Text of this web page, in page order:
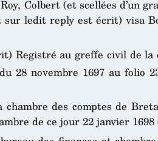
Colbert (et scellées d’un
sur ledit reply est écrit) visa
Registré au greffe civil de
28 novembre 1697 au folio
des comptes de
de ce jour 22 janvier